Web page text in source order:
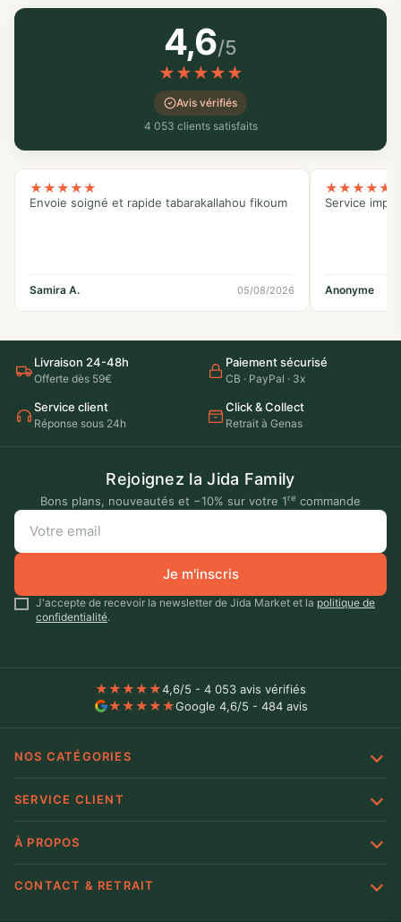
4,6/5
★★★★★
Avis vérifiés
4 053 clients satisfaits
★★★★★
Envoie soigné et rapide tabarakallahou fikoum
Samira A. 05/08/2026
★★★★★
Service
Anonyme
Livraison 24-48h
Offerte dès 59€
Paiement sécurisé
CB · PayPal · 3x
Service client
Réponse sous 24h
Click & Collect
Retrait à Genas
Rejoignez la Jida Family
Bons plans, nouveautés et −10% sur votre 1re commande
Je m'inscris
J'accepte de recevoir la newsletter de Jida Market et la politique de
confidentialité.
★★★★★4,6/5 - 4 053 avis vérifiés
★★★★★Google 4,6/5 - 484 avis
NOS CATÉGORIES
SERVICE CLIENT
À PROPOS
CONTACT & RETRAIT